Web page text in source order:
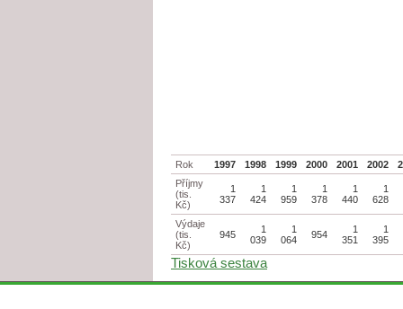
Rok 1997 1998 1999 2000 2001 2002
Příjmy
(tis.
Kč)
1
337
1
424
1
959
1
378
1
440
1
628
Výdaje
(tis.
Kč)
945
1
039
1
064
954
1
351
1
395
Tisková sestava